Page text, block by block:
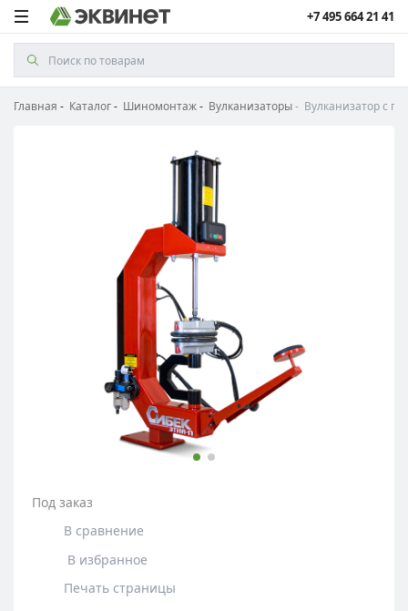
+7 495 664 21 41
Главная Каталог Шиномонтаж Вулканизаторы Вулканизатор с
Под заказ
В сравнение
В избранное
Печать страницы